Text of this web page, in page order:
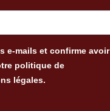
e-mails et confirme avoir
politique de
légales.